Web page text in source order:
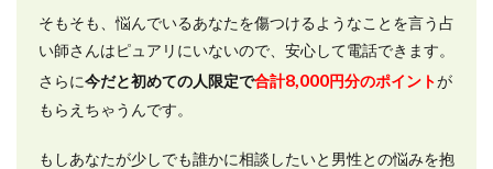
そもそも、悩んでいるあなたを傷つけるようなことを言う占
い師さんはピュアリにいないので、安心して電話できます。
さらに今だと初めての人限定で合計8,000円分のポイントが
もらえちゃうんです。
もしあなたが少しでも誰かに相談したいと男性との悩みを抱